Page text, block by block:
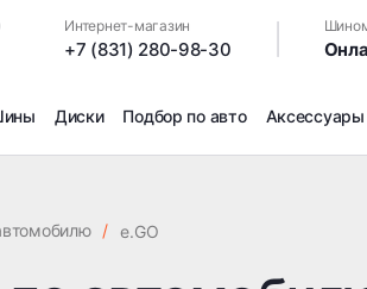
Интернет-магазин
+7 (831) 280-98-30
Диски Подбор по авто Аксессуары
/ e.GO